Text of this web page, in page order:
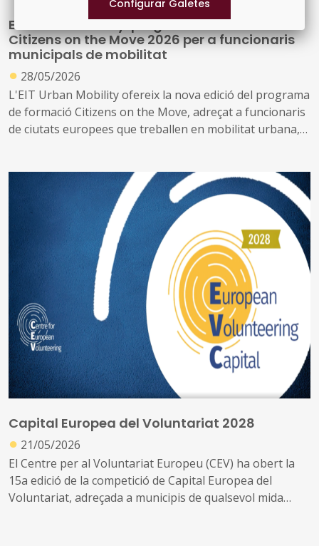
EIT Urban Mobility: programa de formació
Citizens on the Move 2026 per a funcionaris
municipals de mobilitat
● 28/05/2026
L'EIT Urban Mobility ofereix la nova edició del programa
de formació Citizens on the Move, adreçat a funcionaris
de ciutats europees que treballen en mobilitat urbana,
programa combina mòduls en línia amb una visita de
camp de 2,5 dies a Rotterdam (5-7 d'octubre de 2026).
Capital Europea del Voluntariat 2028
● 21/05/2026
El Centre per al Voluntariat Europeu (CEV) ha obert la
15a edició de la competició de Capital Europea del
Voluntariat, adreçada a municipis de qualsevol mida